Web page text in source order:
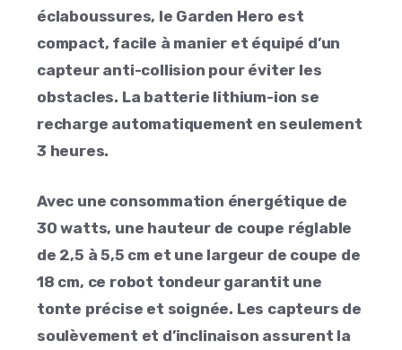
éclaboussures, le Garden Hero est
compact, facile à manier et équipé d’un
capteur anti-collision pour éviter les
obstacles. La batterie lithium-ion se
recharge automatiquement en seulement
3 heures.
Avec une consommation énergétique de
30 watts, une hauteur de coupe réglable
de 2,5 à 5,5 cm et une largeur de coupe de
18 cm, ce robot tondeur garantit une
tonte précise et soignée. Les capteurs de
soulèvement et d’inclinaison assurent la